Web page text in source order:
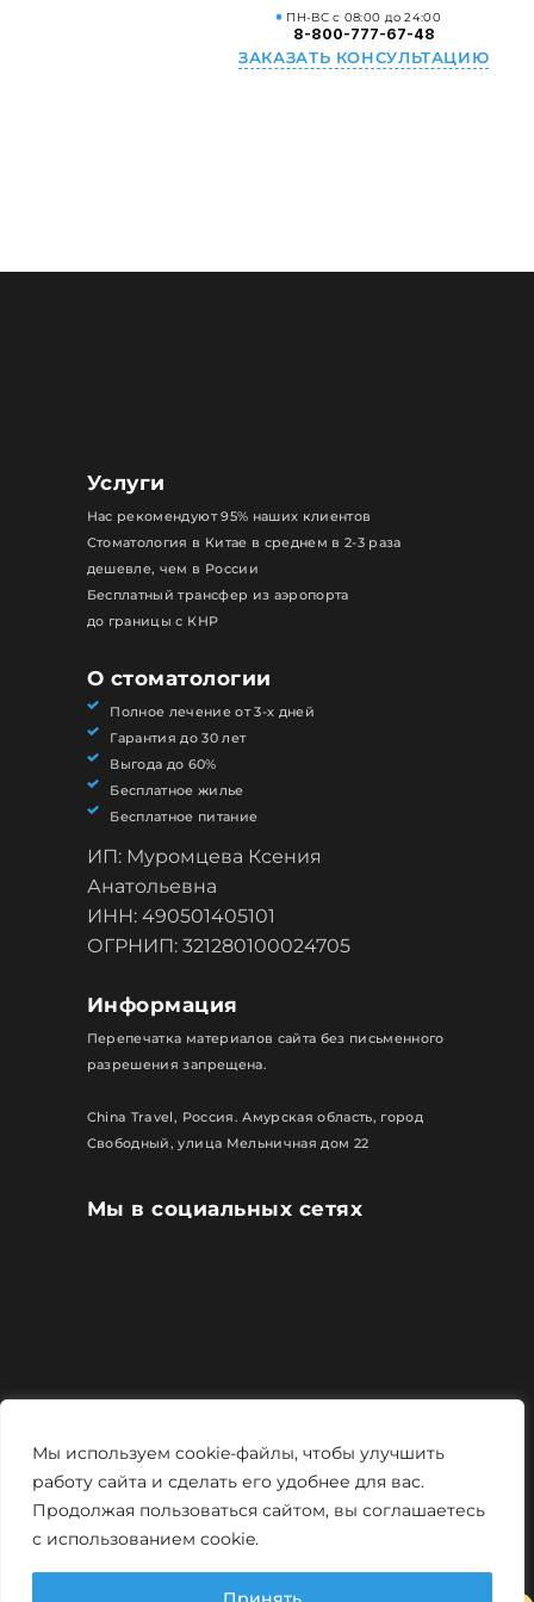
Мы используем cookie-файлы, чтобы улучшить
работу сайта и сделать его удобнее для вас.
Продолжая пользоваться сайтом, вы соглашаетесь
с использованием cookie.
ПН-ВС с 08:00 до 24:00
8-800-777-67-48
ЗАКАЗАТЬ КОНСУЛЬТАЦИЮ
Мы в социальных сетях
Услуги
Нас рекомендуют 95% наших клиентов
Стоматология в Китае в среднем в 2-3 раза
дешевле, чем в России
Бесплатный трансфер из аэропорта
до границы с КНР
О стоматологии
Полное лечение от 3-х дней
Гарантия до 30 лет
Выгода до 60%
Бесплатное жилье
Бесплатное питание
ИП: Муромцева Ксения
Анатольевна
ИНН: 490501405101
ОГРНИП: 321280100024705
Информация
Перепечатка материалов сайта без письменного
разрешения запрещена.
China Travel, Россия. Амурская область, город
Свободный, улица Мельничная дом 22
Политика конфиденциальности
Мощно и креативно отMonstro-studio